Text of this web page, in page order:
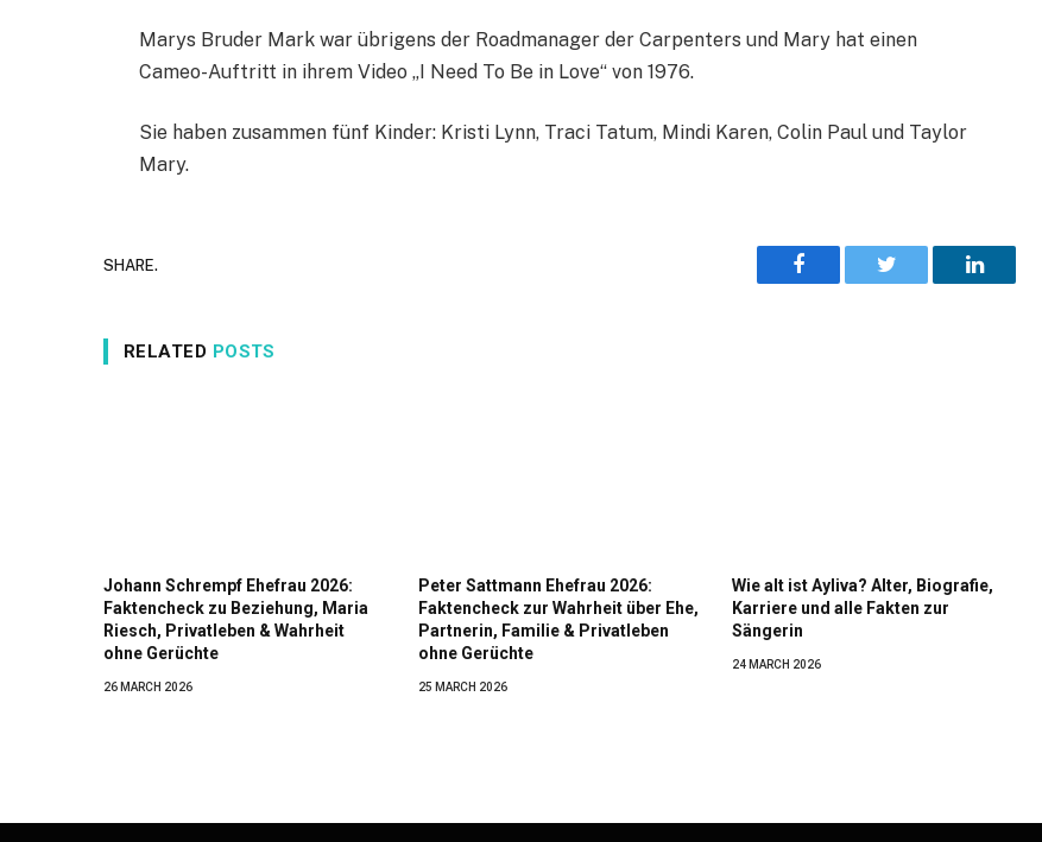
Marys Bruder Mark war übrigens der Roadmanager der Carpenters und Mary hat einen
Cameo-Auftritt in ihrem Video „I Need To Be in Love“ von 1976.
Sie haben zusammen fünf Kinder: Kristi Lynn, Traci Tatum, Mindi Karen, Colin Paul und Taylor
Mary.
SHARE.
Facebook Twitter LinkedIn
RELATED POSTS
Johann Schrempf Ehefrau 2026:
Faktencheck zu Beziehung, Maria
Riesch, Privatleben & Wahrheit
ohne Gerüchte
26 MARCH 2026
Peter Sattmann Ehefrau 2026:
Faktencheck zur Wahrheit über Ehe,
Partnerin, Familie & Privatleben
ohne Gerüchte
25 MARCH 2026
Wie alt ist Ayliva? Alter, Biografie,
Karriere und alle Fakten zur
Sängerin
24 MARCH 2026